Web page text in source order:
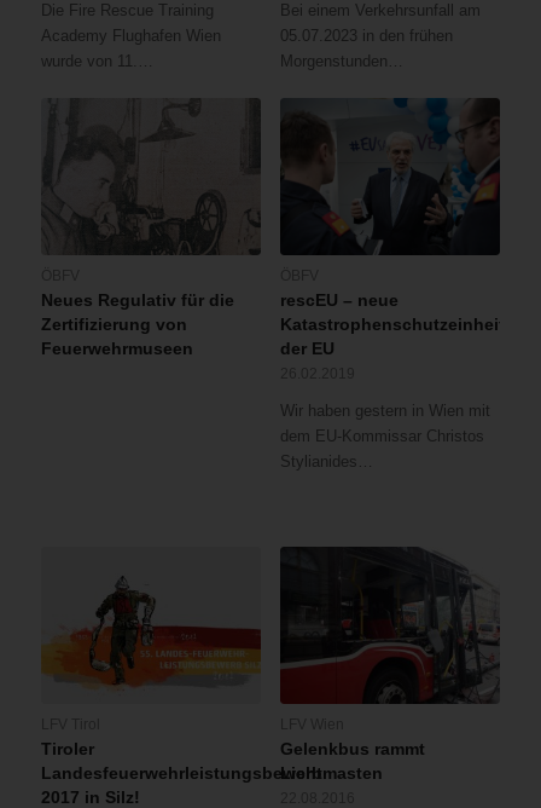
Die Fire Rescue Training
Academy Flughafen Wien
wurde von 11.…
Bei einem Verkehrsunfall am
05.07.2023 in den frühen
Morgenstunden…
Neues Regulativ für die
Zertifizierung von
Feuerwehrmuseen
rescEU – neue
Katastrophenschutzeinheiten
der EU
Wir haben gestern in Wien mit
dem EU-Kommissar Christos
Stylianides…
Tiroler
Landesfeuerwehrleistungsbewerb
2017 in Silz!
Gelenkbus rammt
Lichtmasten